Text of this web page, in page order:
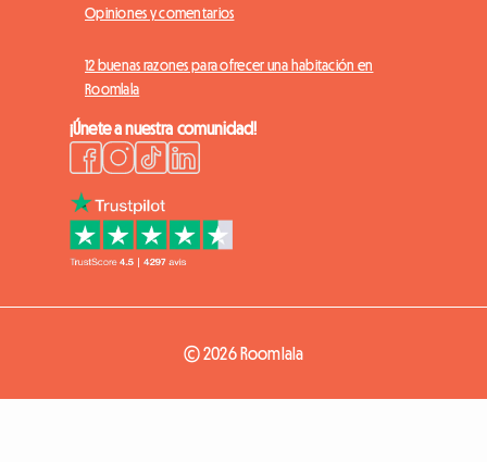
Opiniones y comentarios
12 buenas razones para ofrecer una habitación en
Roomlala
¡Únete a nuestra comunidad!
© 2026 Roomlala